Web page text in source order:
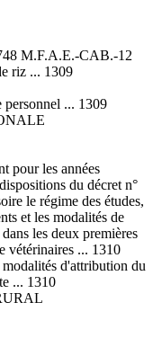
M.F.A.E.-CAB.-12
riz ... 1309
personnel ... 1309
pour les années
du décret n°
le régime des études,
et les modalités de
les deux premières
vétérinaires ... 1310
d'attribution du
... 1310